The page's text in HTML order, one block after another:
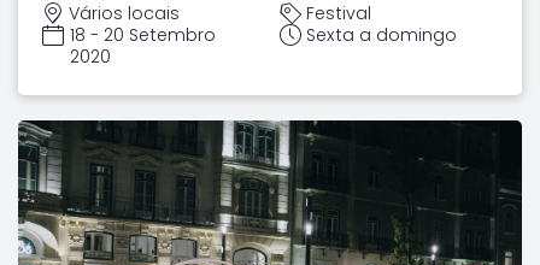
Vários locais
Festival
18 - 20 Setembro
2020
Sexta a domingo